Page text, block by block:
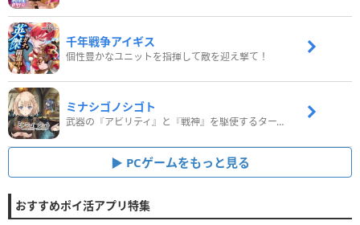
千年戦争アイギス
個性豊かなユニットを指揮して敵を迎え撃て！
ミナシゴノシゴト
武器の『アビリティ』と『戦神』を駆使するターン制コマンドバトルRPG！
PCゲームをもっと見る
おすすめポイ活アプリ特集